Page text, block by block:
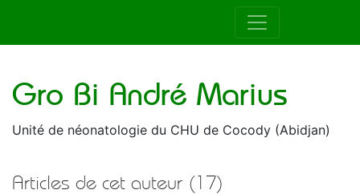
Gro Bi André Marius
Unité de néonatologie du CHU de Cocody (Abidjan)
Articles de cet auteur (17)